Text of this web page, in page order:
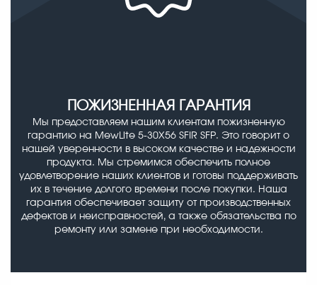
ПОЖИЗНЕННАЯ ГАРАНТИЯ
Мы предоставляем нашим клиентам пожизненную
гарантию на MewLite 5-30X56 SFIR SFP. Это говорит о
нашей уверенности в высоком качестве и надежности
продукта. Мы стремимся обеспечить полное
удовлетворение наших клиентов и готовы поддерживать
их в течение долгого времени после покупки. Наша
гарантия обеспечивает защиту от производственных
дефектов и неисправностей, а также обязательства по
ремонту или замене при необходимости.